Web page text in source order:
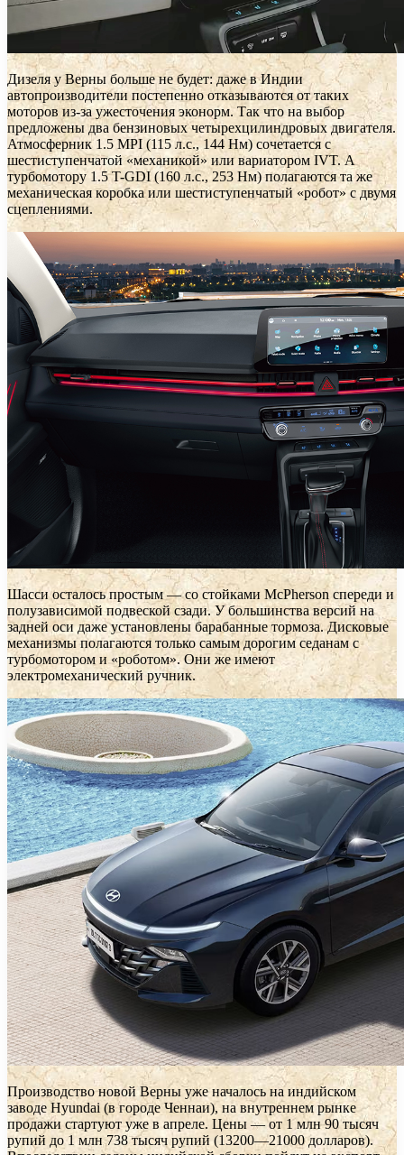
Дизеля у Верны больше не будет: даже в Индии
автопроизводители постепенно отказываются от таких
моторов из-за ужесточения эконорм. Так что на выбор
предложены два бензиновых четырехцилиндровых двигателя.
Атмосферник 1.5 MPI (115 л.с., 144 Нм) сочетается с
шестиступенчатой «механикой» или вариатором IVT. А
турбомотору 1.5 T-GDI (160 л.с., 253 Нм) полагаются та же
механическая коробка или шестиступенчатый «робот» с двумя
сцеплениями.
Шасси осталось простым — со стойками McPherson спереди и
полузависимой подвеской сзади. У большинства версий на
задней оси даже установлены барабанные тормоза. Дисковые
механизмы полагаются только самым дорогим седанам с
турбомотором и «роботом». Они же имеют
электромеханический ручник.
Производство новой Верны уже началось на индийском
заводе Hyundai (в городе Ченнаи), на внутреннем рынке
продажи стартуют уже в апреле. Цены — от 1 млн 90 тысяч
рупий до 1 млн 738 тысяч рупий (13200—21000 долларов).